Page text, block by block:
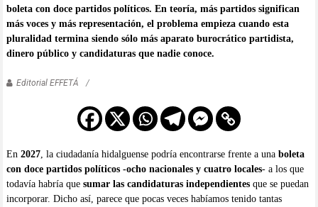
boleta con doce partidos políticos. En teoría, más partidos significan
más voces y más representación, el problema empieza cuando esta
pluralidad termina siendo sólo más aparato burocrático partidista,
dinero público y candidaturas que nadie conoce.
Editorial EFFETÁ
En 2027, la ciudadanía hidalguense podría encontrarse frente a una boleta
con doce partidos políticos -ocho nacionales y cuatro locales- a los que
todavía habría que sumar las candidaturas independientesque se puedan
incorporar. Dicho así, parece que pocas veces habíamos tenido tantas